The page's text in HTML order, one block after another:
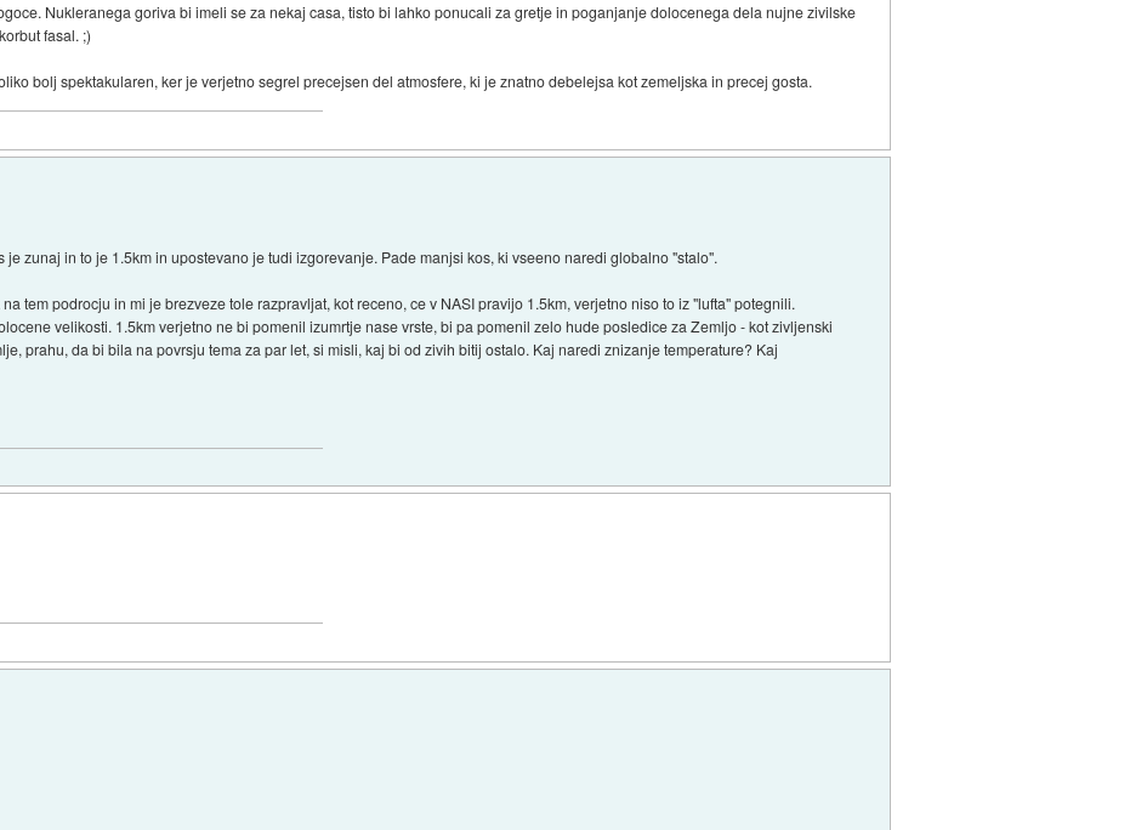
Nukleranega goriva bi imeli se za nekaj casa, tisto bi lahko ponucali za gretje in poganjanje dolocenega dela nujne zivilske
fasal. ;)
bolj spektakularen, ker je verjetno segrel precejsen del atmosfere, ki je znatno debelejsa kot zemeljska in precej gosta.
je zunaj in to je 1.5km in upostevano je tudi izgorevanje. Pade manjsi kos, ki vseeno naredi globalno "stalo".
tem podrocju in mi je brezveze tole razpravljat, kot receno, ce v NASI pravijo 1.5km, verjetno niso to iz "lufta" potegnili.
velikosti. 1.5km verjetno ne bi pomenil izumrtje nase vrste, bi pa pomenil zelo hude posledice za Zemljo - kot zivljenski
prahu, da bi bila na povrsju tema za par let, si misli, kaj bi od zivih bitij ostalo. Kaj naredi znizanje temperature? Kaj